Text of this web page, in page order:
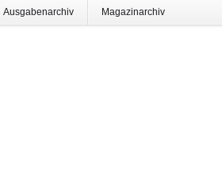
Ausgabenarchiv Magazinarchiv